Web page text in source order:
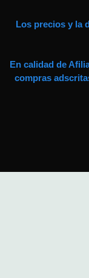
Los precios y la
En calidad de
compras